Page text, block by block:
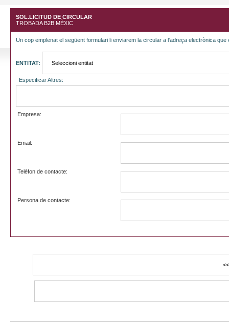
SOL.LICITUD DE CIRCULAR
TROBADA B2B MÈXIC
Un cop emplenat el següent formulari li enviarem la circular a l'adreça electrònica que
ENTITAT:
Especificar Altres:
Empresa:
Email:
Teléfon de contacte:
Persona de contacte: